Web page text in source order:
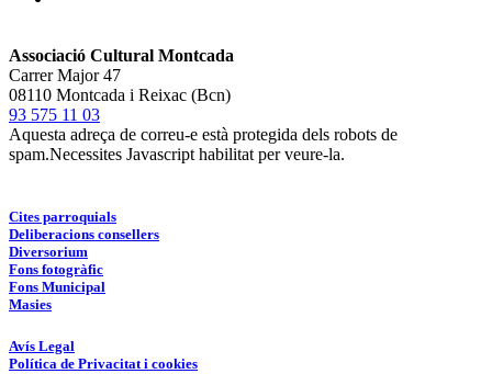
Associació Cultural Montcada
Carrer Major 47
08110 Montcada i Reixac (Bcn)
93 575 11 03
Aquesta adreça de correu-e està protegida dels robots de
spam.Necessites Javascript habilitat per veure-la.
Cites parroquials
Deliberacions consellers
Diversorium
Fons fotogràfic
Fons Municipal
Masies
Avís Legal
Política de Privacitat i cookies